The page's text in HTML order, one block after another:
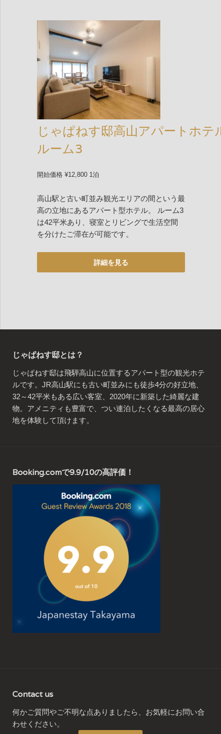
じゃぱねす邸高山アパートホテ
ルーム3
開始価格 ¥12,800 1泊
高山駅と古い町並み観光エリアの間という最
高の立地にあるアパート型ホテル。 ルーム3
は42平米あり、寝室とリビングで生活空間
を分けたご滞在が可能です。
じゃぱねす邸とは？
じゃぱねす邸は飛騨高山に位置するアパート型の観光ホテ
ルです。JR高山駅にも古い町並みにも徒歩4分の好立地、
32～42平米もある広い客室、2020年に新築した綺麗な建
物。アメニティも豊富で、つい連泊したくなる最高の居心
地を体験して頂けます。
Booking.comで9.9/10の高評価！
Contact us
何かご質問やご不明な点ありましたら、お気軽にお問い合
わせください。